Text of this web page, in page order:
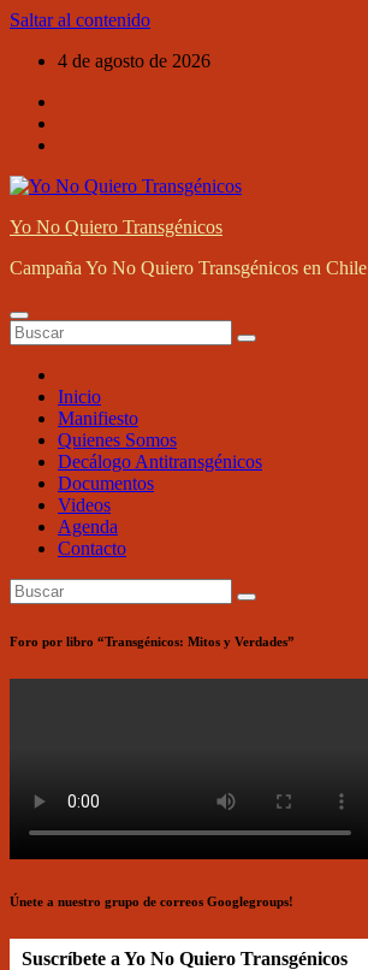
Saltar al contenido
4 de agosto de 2026
Yo No Quiero Transgénicos
Campaña Yo No Quiero Transgénicos en Chile
Inicio
Manifiesto
Quienes Somos
Decálogo Antitransgénicos
Documentos
Videos
Agenda
Contacto
Foro por libro “Transgénicos: Mitos y Verdades”
Únete a nuestro grupo de correos Googlegroups!
Suscríbete a Yo No Quiero Transgénicos